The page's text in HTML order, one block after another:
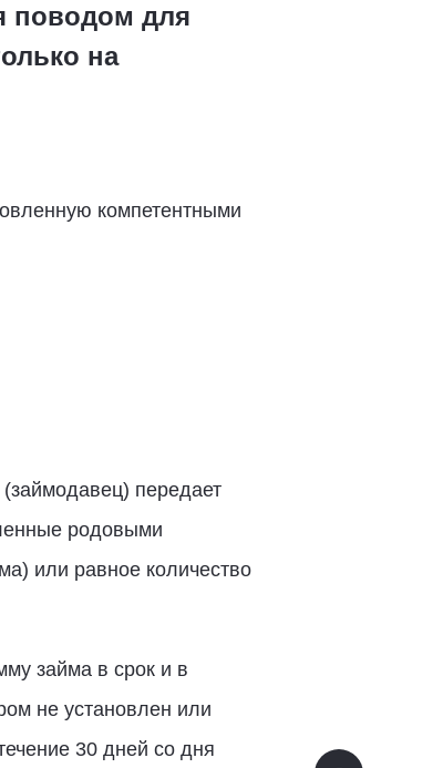
поводом для
на
компетентными
передает
родовыми
или равное количество
займа в срок и в
не установлен или
30 дней со дня